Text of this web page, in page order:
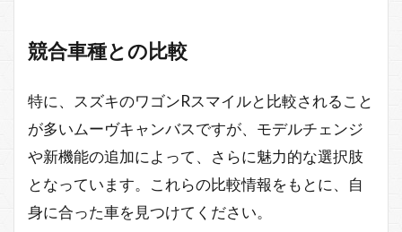
競合車種との比較
特に、スズキのワゴンRスマイルと比較されること
が多いムーヴキャンバスですが、モデルチェンジ
や新機能の追加によって、さらに魅力的な選択肢
となっています。これらの比較情報をもとに、自
身に合った車を見つけてください。